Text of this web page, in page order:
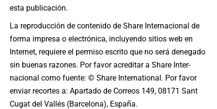
esta publicación.
La reproducción de contenido de Share Internacional de
forma impresa o electrónica, incluyendo sitios web en
Internet, requiere el permiso escrito que no será denegado
sin buenas razones. Por favor acreditar a Share Inter­
nacional como fuente: © Share International. Por favor
enviar recortes a: Apartado de Correos 149, 08171 Sant
Cugat del Vallés (Barcelona), España.